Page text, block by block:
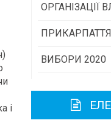
і
ОРГАНІЗАЦІЇ
ПРИКАРПАТТЯ
Історична
Карта області
ВИБОРИ 2020